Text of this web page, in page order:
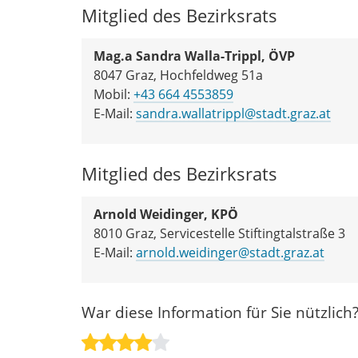
Mitglied des Bezirksrats
Mag.a Sandra Walla-Trippl, ÖVP
8047 Graz, Hochfeldweg 51a
Mobil: +43 664 4553859
E-Mail: sandra.wallatrippl@stadt.graz.at
Mitglied des Bezirksrats
Arnold Weidinger, KPÖ
8010 Graz, Servicestelle Stiftingtalstraße 3
E-Mail: arnold.weidinger@stadt.graz.at
War diese Information für Sie nützlich?